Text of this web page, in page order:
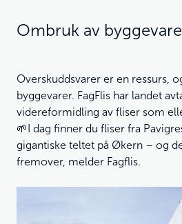
Ombruk av
Overskuddsvarer er en ressurs,
byggevarer. FagFlis har landet
videreformidling av fliser som
🌱I dag finner du fliser fra
gigantiske teltet på Økern – og
fremover, melder Fagflis.